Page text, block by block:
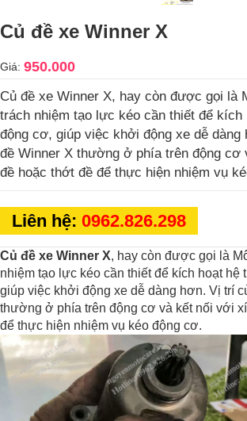
Củ đề xe Winner X
Giá: 950.000
Củ đề xe Winner X, hay còn được gọi là
trách nhiệm tạo lực kéo cần thiết để kích
động cơ, giúp việc khởi động xe dễ
đề Winner X thường ở phía trên động
đề hoặc thớt đề để thực hiện nhiệm vụ
Liên hệ: 0962.826.298
Củ đề xe Winner X, hay còn được gọi là
nhiệm tạo lực kéo cần thiết để kích hoạt hệ
giúp việc khởi động xe dễ dàng hơn. Vị trí
thường ở phía trên động cơ và kết nối với
để thực hiện nhiệm vụ kéo động cơ.